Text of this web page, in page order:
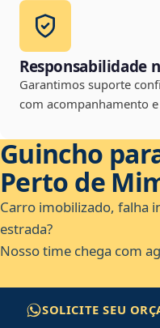
Responsabilidade
Garantimos suporte
com acompanhamento
Guincho
Perto de
Carro imobilizado, falha
estrada?
Nosso time chega com
SOLICITE SEU